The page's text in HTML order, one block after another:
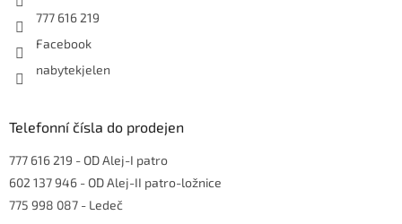
777 616 219
Facebook
nabytekjelen
Telefonní čísla do prodejen
777 616 219 - OD Alej-I patro
602 137 946 - OD Alej-II patro-ložnice
775 998 087 - Ledeč